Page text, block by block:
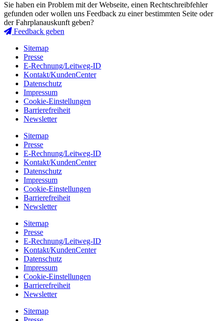
Sie haben ein Problem mit der Webseite, einen Rechtschreibfehler
gefunden oder wollen uns Feedback zu einer bestimmten Seite oder
der Fahrplanauskunft geben?
Feedback geben
Sitemap
Presse
E-Rechnung/Leitweg-ID
Kontakt/KundenCenter
Datenschutz
Impressum
Cookie-Einstellungen
Barrierefreiheit
Newsletter
Sitemap
Presse
E-Rechnung/Leitweg-ID
Kontakt/KundenCenter
Datenschutz
Impressum
Cookie-Einstellungen
Barrierefreiheit
Newsletter
Sitemap
Presse
E-Rechnung/Leitweg-ID
Kontakt/KundenCenter
Datenschutz
Impressum
Cookie-Einstellungen
Barrierefreiheit
Newsletter
Sitemap